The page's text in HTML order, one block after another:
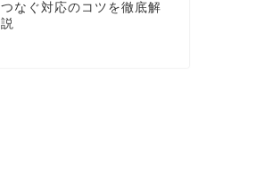
つなぐ対応のコツを徹底解
説